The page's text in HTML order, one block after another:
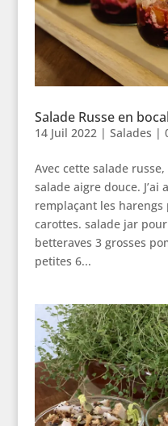
Salade Russe en
14 Juil 2022| Salades |
Avec cette salade
salade aigre douce. J’ai
remplaçant les harengs
carottes. salade jar
betteraves 3 grosses
petites 6...